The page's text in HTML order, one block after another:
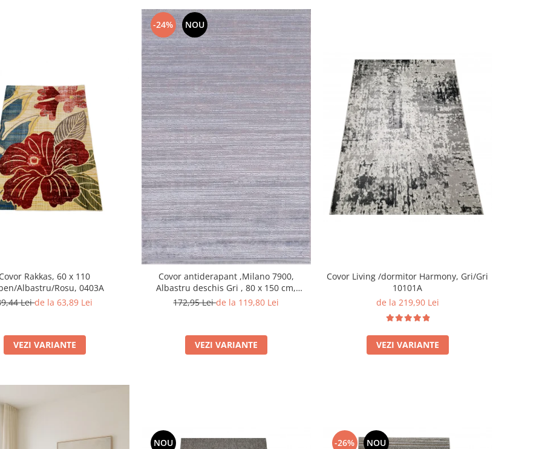
Covor Rakkas, 60 x 110
Albastru/Rosu, 0403A
Leide la 63,89 Lei
VEZI VARIANTE
-24% NOU
Covor antiderapant ,Milano 7900,
Albastru deschis Gri , 80 x 150 cm,
Grosime 4mm
172,95 Leide la 119,80 Lei
VEZI VARIANTE
Covor Living /dormitor Harmony, Gri/Gri
10101A
de la 219,90 Lei
VEZI VARIANTE
NOU -26% NOU